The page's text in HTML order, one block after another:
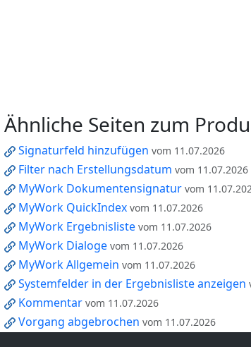
Ähnliche Seiten zum
Signaturfeld hinzufügen vom 11.07.2026
Filter nach Erstellungsdatum vom 11.07.2026
MyWork Dokumentensignatur vom
MyWork QuickIndex vom 11.07.2026
MyWork Ergebnisliste vom 11.07.2026
MyWork Dialoge vom 11.07.2026
MyWork Allgemein vom 11.07.2026
Systemfelder in der Ergebnisliste anzeigen
Kommentar vom 11.07.2026
Vorgang abgebrochen vom 11.07.2026